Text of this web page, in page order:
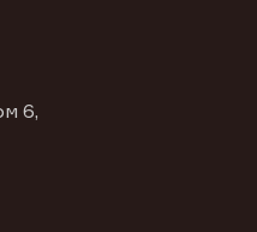
6,